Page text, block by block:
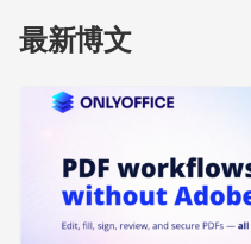
最新博文